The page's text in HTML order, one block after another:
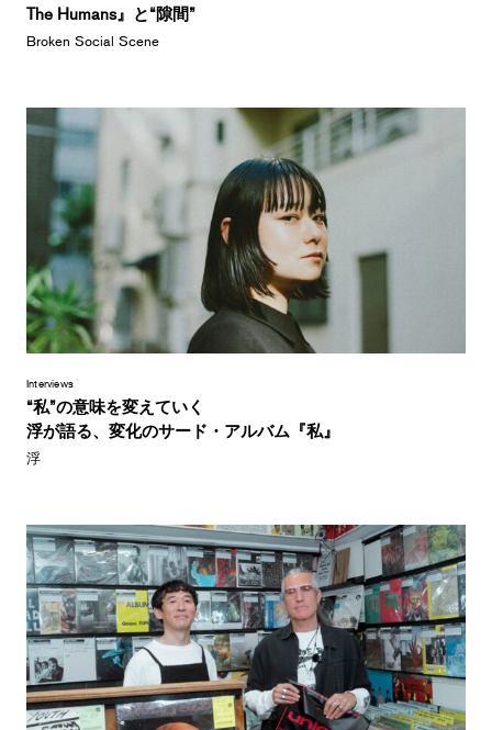
The Humans』と“隙間”
Broken Social Scene
Interviews
“私”の意味を変えていく
浮が語る、変化のサード・アルバム『私』
浮